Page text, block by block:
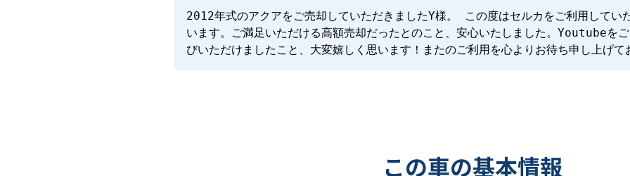
2012年式のアクアをご売却していただきましたY様。 この度はセルカをご利用してい
います。ご満足いただける高額売却だったとのこと、安心いたしました。Youtubeを
びいただけましたこと、大変嬉しく思います！またのご利用を心よりお待ち申し上げて
この車の基本情報